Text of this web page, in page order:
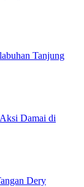
Tanjung
Damai di
Dery